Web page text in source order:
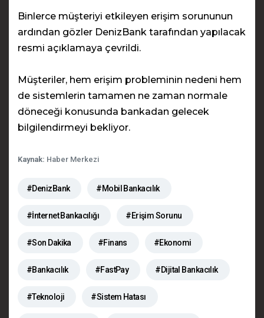
Binlerce müşteriyi etkileyen erişim sorununun
ardından gözler DenizBank tarafından yapılacak
resmi açıklamaya çevrildi.
Müşteriler, hem erişim probleminin nedeni hem
de sistemlerin tamamen ne zaman normale
döneceği konusunda bankadan gelecek
bilgilendirmeyi bekliyor.
Kaynak: Haber Merkezi
#DenizBank #Mobil Bankacılık
#İnternet Bankacılığı #Erişim Sorunu
#Son Dakika #Finans #Ekonomi
#Bankacılık #FastPay #Dijital Bankacılık
#Teknoloji #Sistem Hatası